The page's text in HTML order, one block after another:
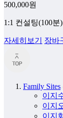
500,000원
1:1 컨설팅(100
자세히보기 장바
Family Sites
이지
이지
이지